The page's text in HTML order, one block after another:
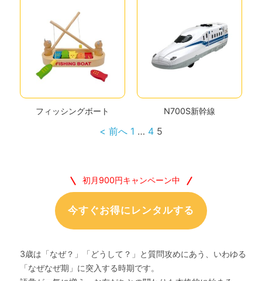
フィッシングボート N700S新幹線
< 前へ 1 … 4 5
初月900円キャンペーン中
今すぐお得にレンタルする
3歳は「なぜ？」「どうして？」と質問攻めにあう、いわゆる
「なぜなぜ期」に突入する時期です。